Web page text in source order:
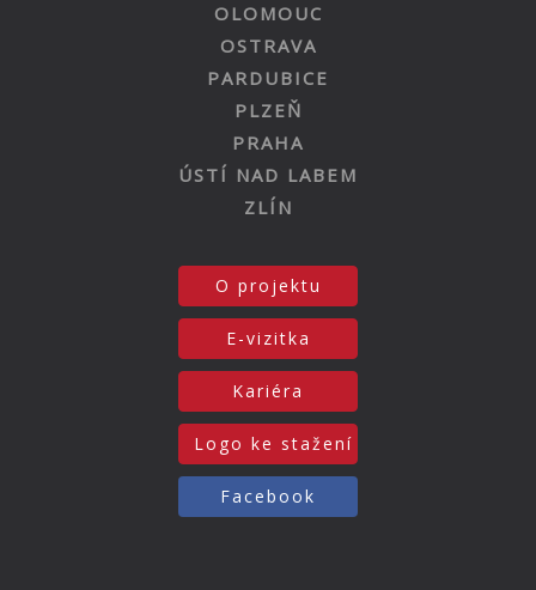
OLOMOUC
OSTRAVA
PARDUBICE
PLZEŇ
PRAHA
ÚSTÍ NAD LABEM
ZLÍN
O projektu
E-vizitka
Kariéra
Logo ke stažení
Facebook